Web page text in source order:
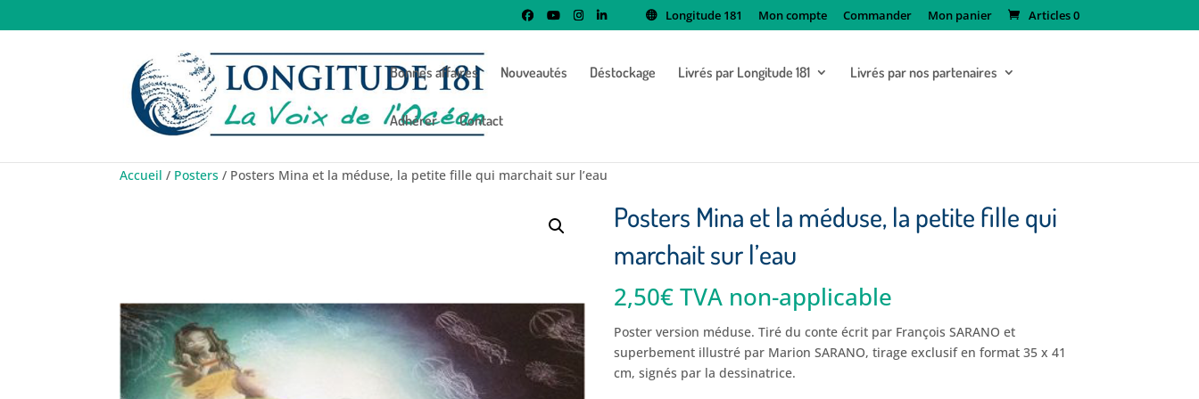
Longitude 181 Mon compte Commander Mon panier Articles 0
Bonnes affaires Nouveautés Déstockage Livrés par Longitude 181 Livrés par nos partenaires
Adhérer Contact
Accueil / Posters / Posters Mina et la méduse, la petite fille qui marchait sur l’eau
Posters Mina et la méduse, la petite fille qui
marchait sur l’eau
2,50€TVA non-applicable
Poster version méduse. Tiré du conte écrit par François SARANO et
superbement illustré par Marion SARANO, tirage exclusif en format 35 x 41
cm, signés par la dessinatrice.